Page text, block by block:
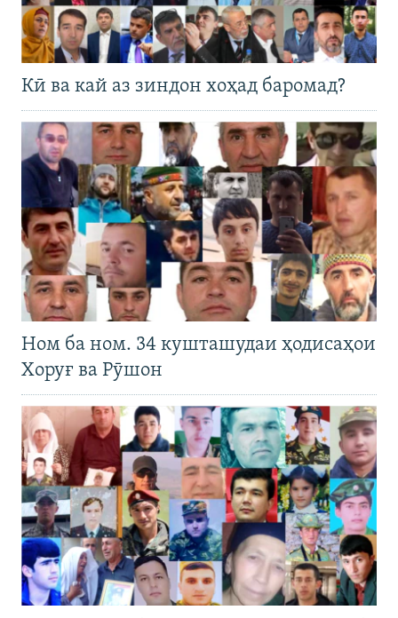
Кӣ ва кай аз зиндон хоҳад баромад?
Ном ба ном. 34 кушташудаи ҳодисаҳои
Хоруғ ва Рӯшон